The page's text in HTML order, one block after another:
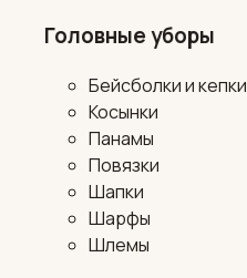
Головные уборы
Бейсболки и кепки
Косынки
Панамы
Повязки
Шапки
Шарфы
Шлемы